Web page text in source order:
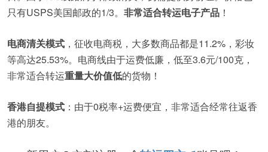
只有USPS美国邮政的1/3。 非常适合转运电子产品 ！
电商清关模式 ，征收电商税，大多数商品都是11.2%，彩妆
等高达25.53%。电商线由于运费低廉，低至3.6元/100克，
非常适合转运重量大价值低的货物！
香港自提模式 ：由于0税率+运费便宜，非常适合经常往返香
港的朋友。